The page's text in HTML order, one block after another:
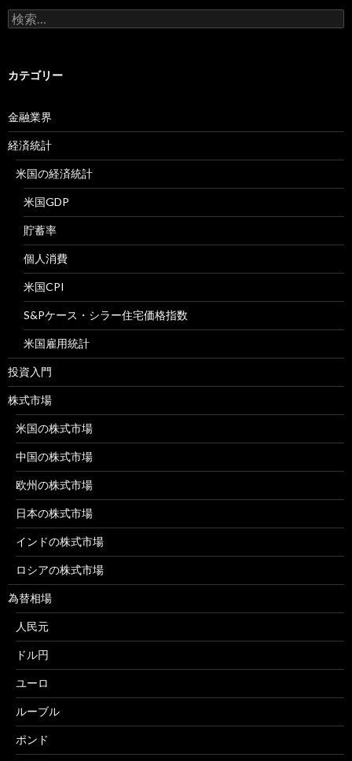
検
索:
カテゴリー
金融業界
経済統計
米国の経済統計
米国GDP
貯蓄率
個人消費
米国CPI
S&Pケース・シラー住宅価格指数
米国雇用統計
投資入門
株式市場
米国の株式市場
中国の株式市場
欧州の株式市場
日本の株式市場
インドの株式市場
ロシアの株式市場
為替相場
人民元
ドル円
ユーロ
ルーブル
ポンド